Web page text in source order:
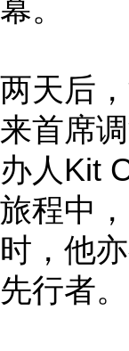
幕。
两天后
来首席
办人Kit
旅程中
时，他
先行者。